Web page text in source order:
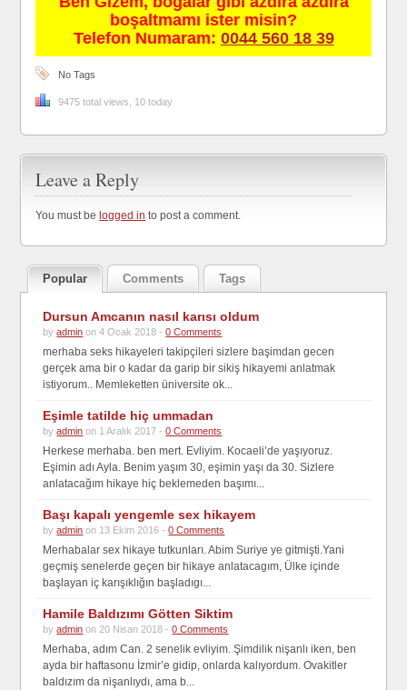
boşaltmamı ister misin?
Telefon Numaram: 0044 560 18 39
No Tags
9475 total views, 10 today
Leave a Reply
You must be logged in to post a comment.
Popular Comments Tags
Dursun Amcanın nasıl karısı oldum
byadmin on 4 Ocak 2018 -0 Comments
merhaba seks hikayeleri takipçileri sizlere başimdan gecen
gerçek ama bir o kadar da garip bir sikiş hikayemi anlatmak
istiyorum.. Memleketten üniversite ok...
Eşimle tatilde hiç ummadan
byadmin on 1 Aralık 2017 -0 Comments
Herkese merhaba. ben mert. Evliyim. Kocaeli’de yaşıyoruz.
Eşimin adı Ayla. Benim yaşım 30, eşimin yaşı da 30. Sizlere
anlatacağım hikaye hiç beklemeden başımı...
Başı kapalı yengemle sex hikayem
byadmin on 13 Ekim 2016 -0 Comments
Merhabalar sex hikaye tutkunları. Abim Suriye ye gitmişti.Yani
geçmiş senelerde geçen bir hikaye anlatacagım, Ülke içinde
başlayan iç karışıklığın başladıgı...
Hamile Baldızımı Götten Siktim
byadmin on 20 Nisan 2018 -0 Comments
Merhaba, adım Can. 2 senelik evliyim. Şimdilik nişanlı iken, ben
ayda bir haftasonu İzmir’e gidip, onlarda kalıyordum. Ovakitler
baldızım da nişanlıydı, ama b...